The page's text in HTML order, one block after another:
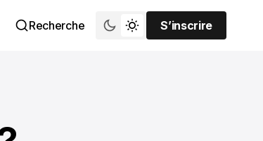
Recherche
S’inscrire
S’inscrire